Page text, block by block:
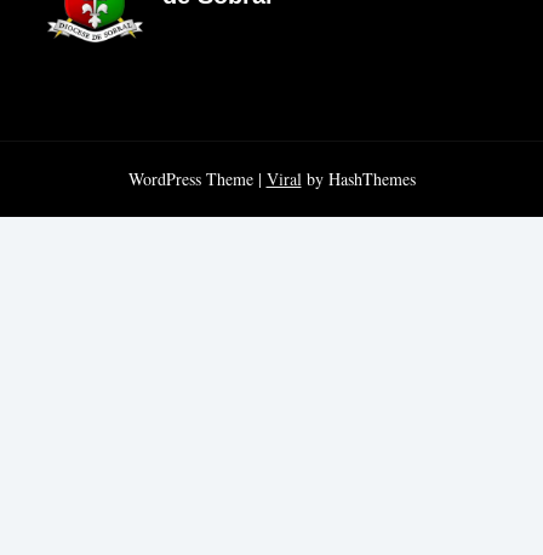
WordPress Theme | Viralby HashThemes